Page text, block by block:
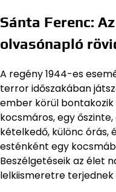
Sánta Ferenc:
olvasónapló
A regény 1944-es
terror időszakában
ember körül bontakozik
kocsmáros, egy
kételkedő, különc órás,
esténként egy
Beszélgetéseik az élet
lelkiismeretre terjednek